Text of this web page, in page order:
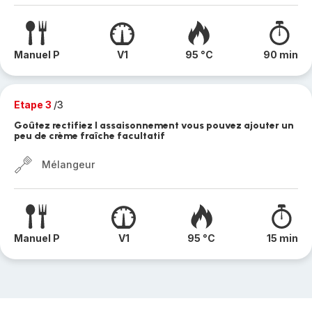
Manuel P V1 95 °C 90 min
Etape 3 /3
Goûtez rectifiez l assaisonnement vous pouvez ajouter un
peu de crème fraîche facultatif
Mélangeur
Manuel P V1 95 °C 15 min